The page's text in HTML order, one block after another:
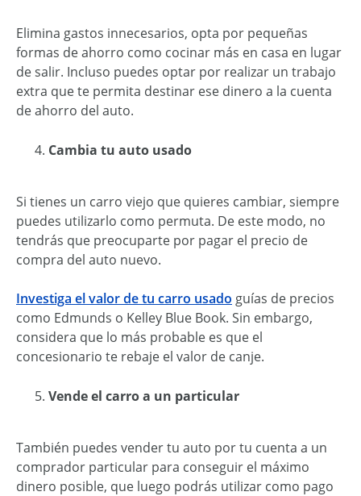
Elimina gastos innecesarios, opta por pequeñas
formas de ahorro como cocinar más en casa en lugar
de salir. Incluso puedes optar por realizar un trabajo
extra que te permita destinar ese dinero a la cuenta
de ahorro del auto.
Cambia tu auto usado
Si tienes un carro viejo que quieres cambiar, siempre
puedes utilizarlo como permuta. De este modo, no
tendrás que preocuparte por pagar el precio de
compra del auto nuevo.
Investiga el valor de tu carro usado guías de precios
como Edmunds o Kelley Blue Book. Sin embargo,
considera que lo más probable es que el
concesionario te rebaje el valor de canje.
Vende el carro a un particular
También puedes vender tu auto por tu cuenta a un
comprador particular para conseguir el máximo
dinero posible, que luego podrás utilizar como pago